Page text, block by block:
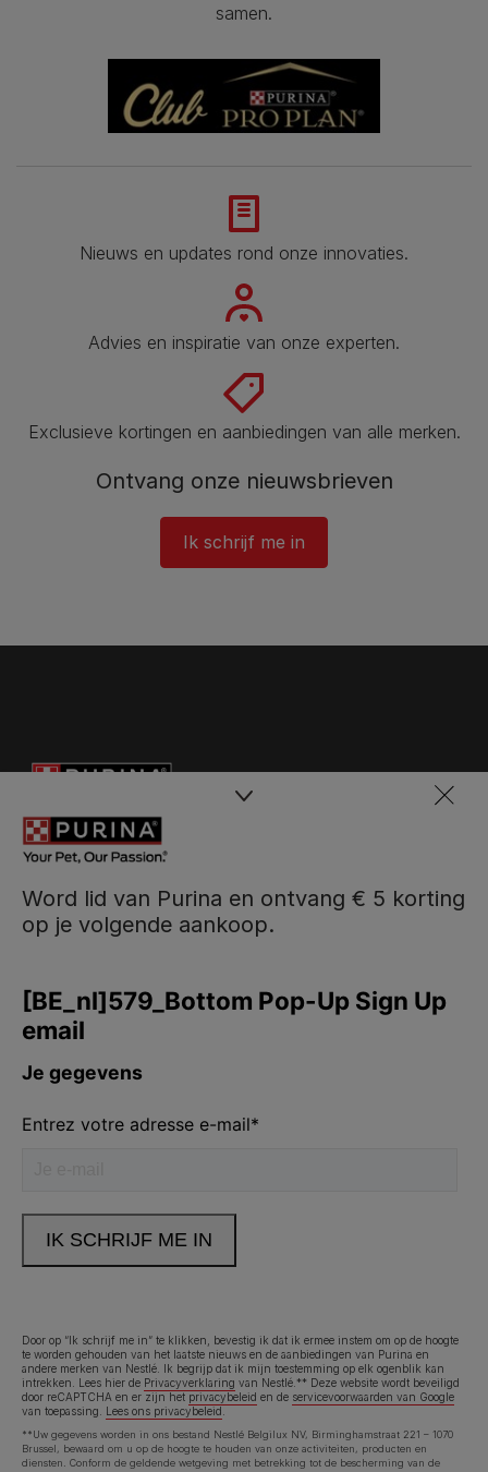
samen.
Nieuws en updates rond onze innovaties.
Advies en inspiratie van onze experten.
Exclusieve kortingen en aanbiedingen van alle merken.
Ontvang onze nieuwsbrieven
Ik schrijf me in
Word lid van Purina en ontvang € 5 korting
op je volgende aankoop.
Door op “Ik schrijf me in” te klikken, bevestig ik dat ik ermee instem om op de hoogte
te worden gehouden van het laatste nieuws en de aanbiedingen van Purina en
andere merken van Nestlé. Ik begrijp dat ik mijn toestemming op elk ogenblik kan
intrekken. Lees hier de Privacyverklaring van Nestlé.** Deze website wordt beveiligd
door reCAPTCHA en er zijn het privacybeleid en de servicevoorwaarden van Google
van toepassing.
Lees ons privacybeleid
**Uw gegevens worden in ons bestand Nestlé Belgilux NV, Birminghamstraat 221 – 1070
Brussel, bewaard om u op de hoogte te houden van onze activiteiten, producten en
diensten. Conform de geldende wetgeving met betrekking tot de bescherming van de
Neem contact met ons op
Legal (footer) (NL)
Toegankelijkheidsverklaring Gebruiksvoorwaarden
Privacyverklaring Cookies